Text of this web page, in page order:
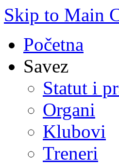
Skip to Main
Početna
Savez
Statut i
Organi
Klubovi
Treneri